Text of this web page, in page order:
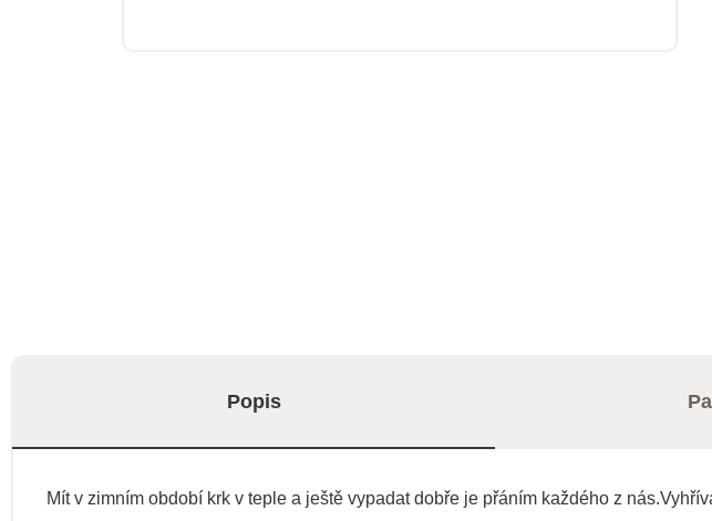
Popis
Mít v zimním období krk v teple a ještě vypadat dobře je přáním každého z